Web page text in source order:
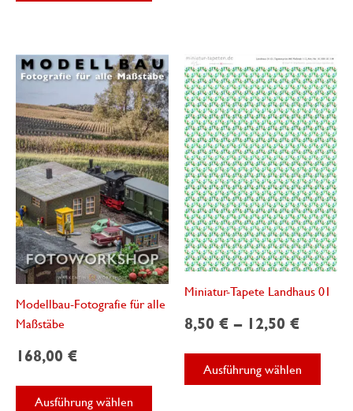
Varianten
auf.
Die
Optionen
können
auf
der
Produktseite
gewählt
werden
Die
auf
der
Modellbau-Fotografie für alle
Maßstäbe
168,00 €
Ausführung wählen
Dieses
Miniatur-Tapete Landhaus 01
8,50 € – 12,50 €
Ausführung wählen